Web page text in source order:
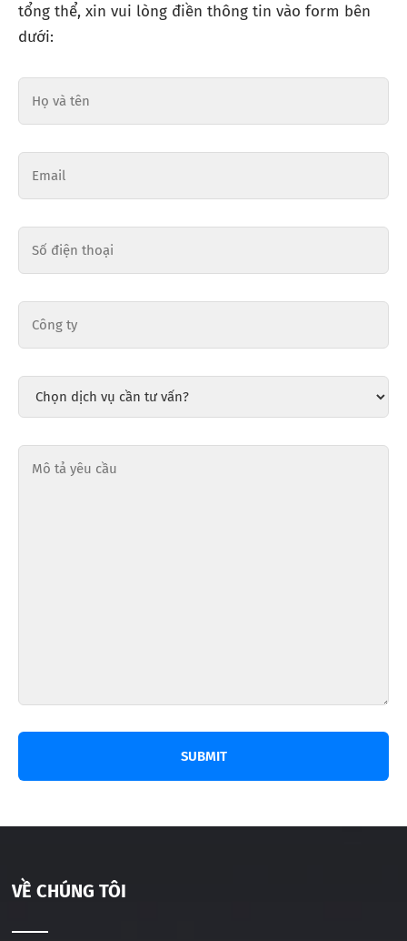
tổng thể, xin vui lòng điền thông tin vào form bên
dưới:
VỀ CHÚNG TÔI